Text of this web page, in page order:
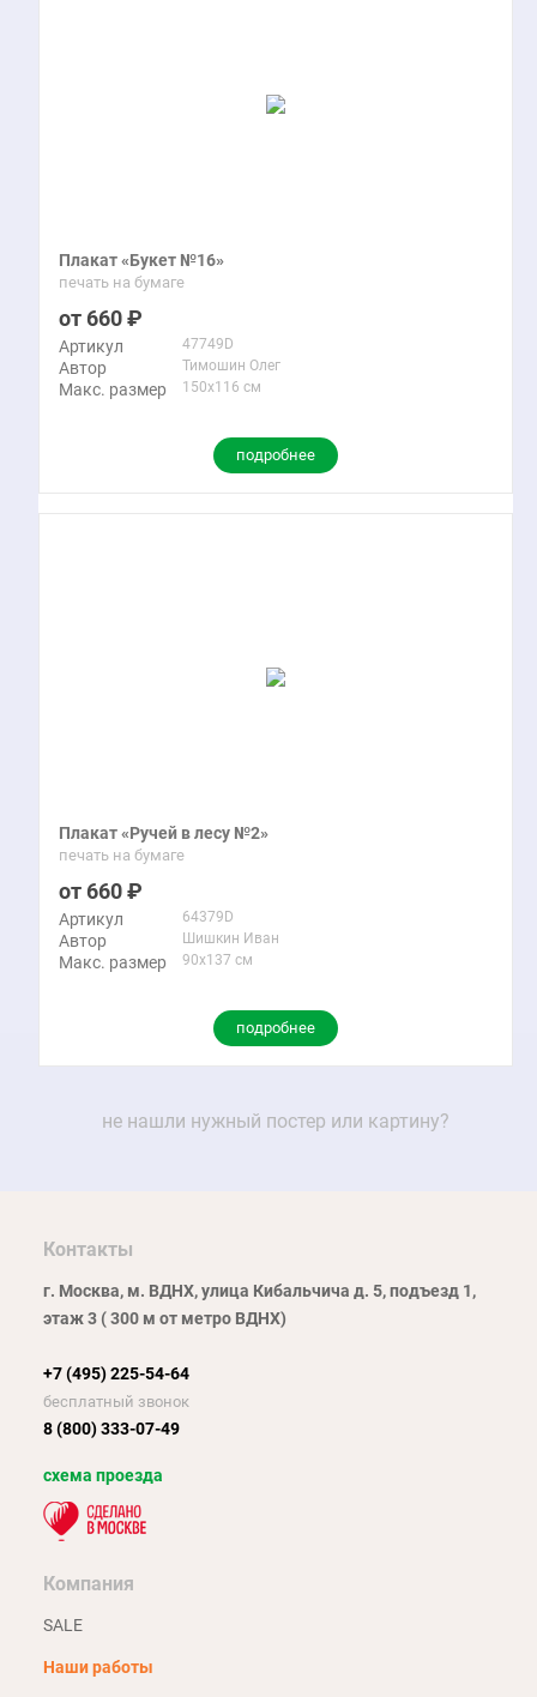
Плакат «Букет №16»
печать на бумаге
660
Артикул 47749D
Автор Тимошин Олег
Макс. размер 150x116 см
подробнее
Плакат «Ручей в лесу №2»
печать на бумаге
660
Артикул 64379D
Автор Шишкин Иван
Макс. размер 90x137 см
подробнее
не нашли нужный постер или картину?
Контакты
г. Москва, м. ВДНХ, улица Кибальчича д. 5, подъезд 1,
этаж 3 ( 300 м от метро ВДНХ)
+7 (495) 225-54-64
бесплатный звонок
8 (800) 333-07-49
схема проезда
Компания
SALE
Наши работы